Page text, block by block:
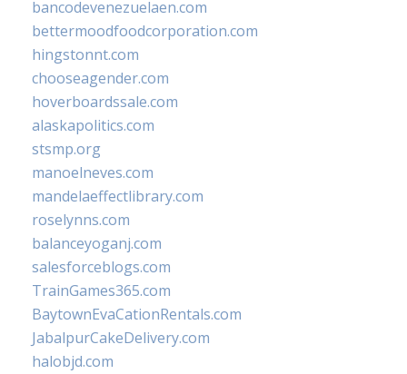
bancodevenezuelaen.com
bettermoodfoodcorporation.com
hingstonnt.com
chooseagender.com
hoverboardssale.com
alaskapolitics.com
stsmp.org
manoelneves.com
mandelaeffectlibrary.com
roselynns.com
balanceyoganj.com
salesforceblogs.com
TrainGames365.com
BaytownEvaCationRentals.com
JabalpurCakeDelivery.com
halobjd.com